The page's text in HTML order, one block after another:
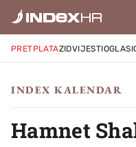
PRETPLATAZIDVIJESTIOGLASI
INDEX KALENDAR
Hamnet